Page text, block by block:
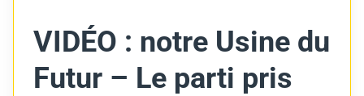
VIDÉO : notre Usine du
Futur – Le parti pris